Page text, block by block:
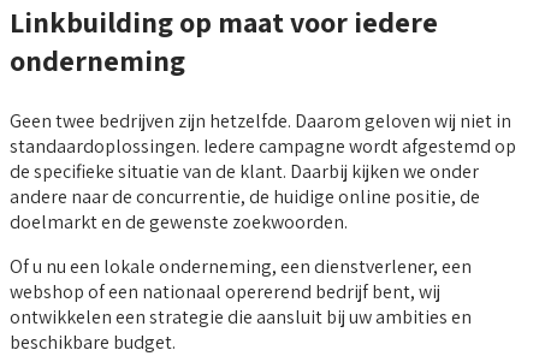
Linkbuilding op maat voor iedere
onderneming
Geen twee bedrijven zijn hetzelfde. Daarom geloven wij niet in
standaardoplossingen. Iedere campagne wordt afgestemd op
de specifieke situatie van de klant. Daarbij kijken we onder
andere naar de concurrentie, de huidige online positie, de
doelmarkt en de gewenste zoekwoorden.
Of u nu een lokale onderneming, een dienstverlener, een
webshop of een nationaal opererend bedrijf bent, wij
ontwikkelen een strategie die aansluit bij uw ambities en
beschikbare budget.